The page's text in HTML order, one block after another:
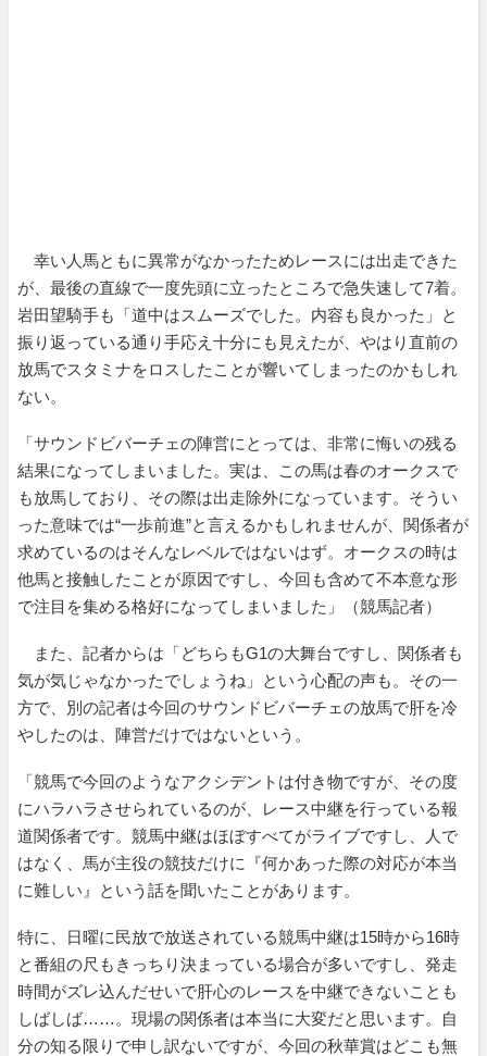
幸い人馬ともに異常がなかったためレースには出走できた
が、最後の直線で一度先頭に立ったところで急失速して7着。
岩田望騎手も「道中はスムーズでした。内容も良かった」と
振り返っている通り手応え十分にも見えたが、やはり直前の
放馬でスタミナをロスしたことが響いてしまったのかもしれ
ない。
「サウンドビバーチェの陣営にとっては、非常に悔いの残る
結果になってしまいました。実は、この馬は春のオークスで
も放馬しており、その際は出走除外になっています。そうい
った意味では“一歩前進”と言えるかもしれませんが、関係者が
求めているのはそんなレベルではないはず。オークスの時は
他馬と接触したことが原因ですし、今回も含めて不本意な形
で注目を集める格好になってしまいました」（競馬記者）
また、記者からは「どちらもG1の大舞台ですし、関係者も
気が気じゃなかったでしょうね」という心配の声も。その一
方で、別の記者は今回のサウンドビバーチェの放馬で肝を冷
やしたのは、陣営だけではないという。
「競馬で今回のようなアクシデントは付き物ですが、その度
にハラハラさせられているのが、レース中継を行っている報
道関係者です。競馬中継はほぼすべてがライブですし、人で
はなく、馬が主役の競技だけに『何かあった際の対応が本当
に難しい』という話を聞いたことがあります。
特に、日曜に民放で放送されている競馬中継は15時から16時
と番組の尺もきっちり決まっている場合が多いですし、発走
時間がズレ込んだせいで肝心のレースを中継できないことも
しばしば……。現場の関係者は本当に大変だと思います。自
分の知る限りで申し訳ないですが、今回の秋華賞はどこも無